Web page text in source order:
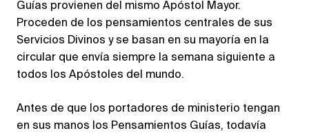
Guías provienen del mismo Apóstol Mayor.
Proceden de los pensamientos centrales de sus
Servicios Divinos y se basan en su mayoría en la
circular que envía siempre la semana siguiente a
todos los Apóstoles del mundo.
Antes de que los portadores de ministerio tengan
en sus manos los Pensamientos Guías, todavía